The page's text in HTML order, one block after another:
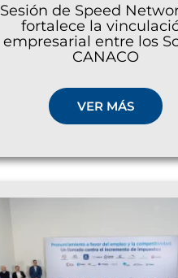
Sesión de Speed
fortalece la
empresarial entre los
CANACO
VER MÁS